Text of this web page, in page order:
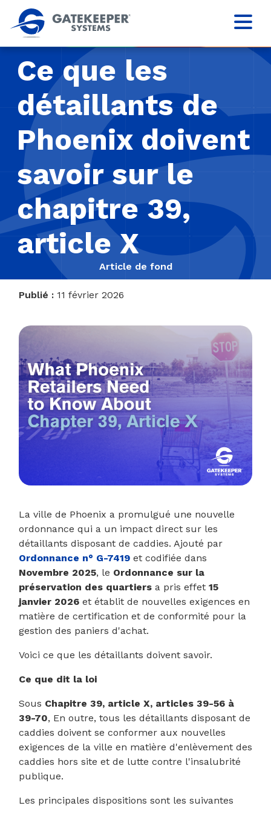
Ce que les
détaillants de
Phoenix doivent
savoir sur le
chapitre 39,
article X
Article de fond
Publié : 11 février 2026
La ville de Phoenix a promulgué une nouvelle
ordonnance qui a un impact direct sur les
détaillants disposant de caddies. Ajouté par
Ordonnance n° G-7419 et codifiée dans
Novembre 2025, le Ordonnance sur la
préservation des quartiers a pris effet 15
janvier 2026 et établit de nouvelles exigences en
matière de certification et de conformité pour la
gestion des paniers d'achat.
Voici ce que les détaillants doivent savoir.
Ce que dit la loi
Sous Chapitre 39, article X, articles 39-56 à
39-70, En outre, tous les détaillants disposant de
caddies doivent se conformer aux nouvelles
exigences de la ville en matière d'enlèvement des
caddies hors site et de lutte contre l'insalubrité
publique.
Les principales dispositions sont les suivantes